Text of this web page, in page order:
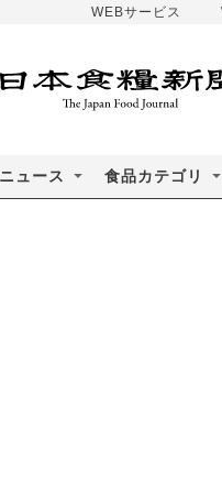
WEBサービス
ニュース 食品カテゴリ